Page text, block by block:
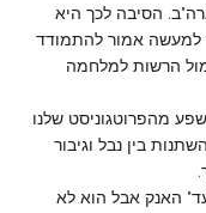
הסיבה לכך היא
למעשה אמור להתמודד
הרשות למלחמה
מהפרוטגוניסט שלנו
בין נבל וגיבור
האנק אבל הוא לא